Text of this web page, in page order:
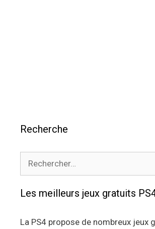
Recherche
Les meilleurs jeux gratuits
La PS4 propose de nombreux jeux